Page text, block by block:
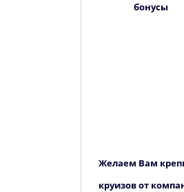
бонусы
Желаем Вам
круизов от